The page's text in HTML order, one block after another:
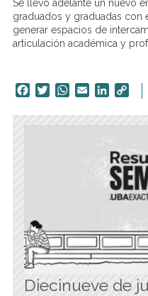
Se llevó adelante un nuevo
graduados y graduadas con
generar espacios de
articulación académica y
Facebook
TwitterWhatsApp
Email
Diecinueve de